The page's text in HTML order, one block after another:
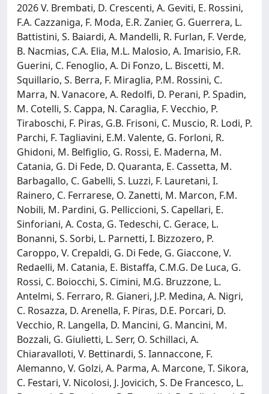
2026 V. Brembati, D. Crescenti, A. Geviti, E. Rossini,
F.A. Cazzaniga, F. Moda, E.R. Zanier, G. Guerrera, L.
Battistini, S. Baiardi, A. Mandelli, R. Furlan, F. Verde,
B. Nacmias, C.A. Elia, M.L. Malosio, A. Imarisio, F.R.
Guerini, C. Fenoglio, A. Di Fonzo, L. Biscetti, M.
Squillario, S. Berra, F. Miraglia, P.M. Rossini, C.
Marra, N. Vanacore, A. Redolfi, D. Perani, P. Spadin,
M. Cotelli, S. Cappa, N. Caraglia, F. Vecchio, P.
Tiraboschi, F. Piras, G.B. Frisoni, C. Muscio, R. Lodi, P.
Parchi, F. Tagliavini, E.M. Valente, G. Forloni, R.
Ghidoni, M. Belfiglio, G. Rossi, E. Maderna, M.
Catania, G. Di Fede, D. Quaranta, E. Cassetta, M.
Barbagallo, C. Gabelli, S. Luzzi, F. Lauretani, I.
Rainero, C. Ferrarese, O. Zanetti, M. Marcon, F.M.
Nobili, M. Pardini, G. Pelliccioni, S. Capellari, E.
Sinforiani, A. Costa, G. Tedeschi, C. Gerace, L.
Bonanni, S. Sorbi, L. Parnetti, I. Bizzozero, P.
Caroppo, V. Crepaldi, G. Di Fede, G. Giaccone, V.
Redaelli, M. Catania, E. Bistaffa, C.M.G. De Luca, G.
Rossi, C. Boiocchi, S. Cimini, M.G. Bruzzone, L.
Antelmi, S. Ferraro, R. Gianeri, J.P. Medina, A. Nigri,
C. Rosazza, D. Arenella, F. Piras, D.E. Porcari, D.
Vecchio, R. Langella, D. Mancini, G. Mancini, M.
Bozzali, G. Giulietti, L. Serr, O. Schillaci, A.
Chiaravalloti, V. Bettinardi, S. Iannaccone, F.
Alemanno, V. Golzi, A. Parma, A. Marcone, T. Sikora,
C. Festari, V. Nicolosi, J. Jovicich, S. De Francesco, L.